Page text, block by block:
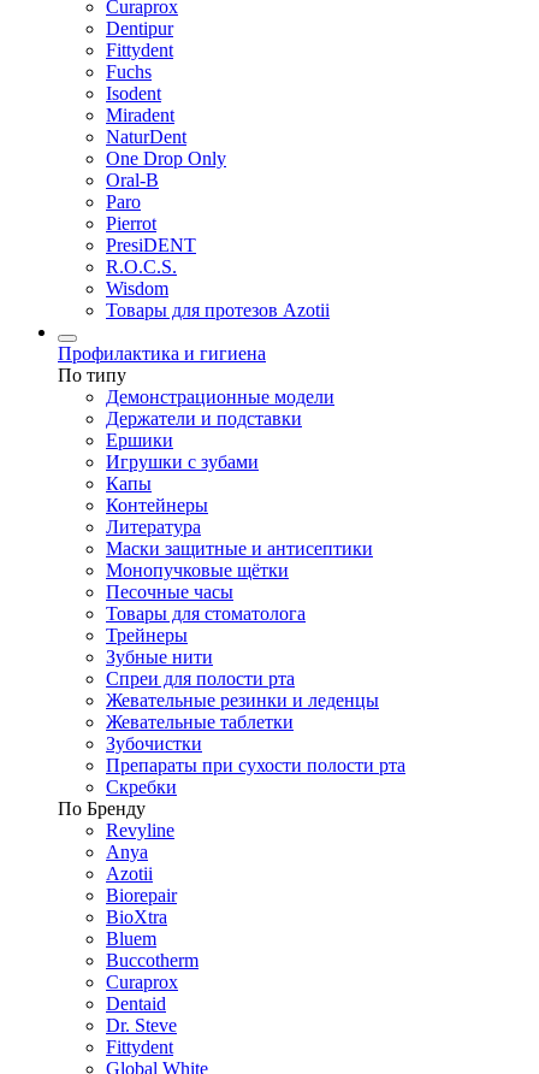
Curaprox
Dentipur
Fittydent
Fuchs
Isodent
Miradent
NaturDent
One Drop Only
Oral-B
Paro
Pierrot
PresiDENT
R.O.C.S.
Wisdom
Товары для протезов Azotii
Профилактика и гигиена
По типу
Демонстрационные модели
Держатели и подставки
Ершики
Игрушки с зубами
Капы
Контейнеры
Литература
Маски защитные и антисептики
Монопучковые щётки
Песочные часы
Товары для стоматолога
Трейнеры
Зубные нити
Спреи для полости рта
Жевательные резинки и леденцы
Жевательные таблетки
Зубочистки
Препараты при сухости полости рта
Скребки
По Бренду
Revyline
Anya
Azotii
Biorepair
BioXtra
Bluem
Buccotherm
Curaprox
Dentaid
Dr. Steve
Fittydent
Global White